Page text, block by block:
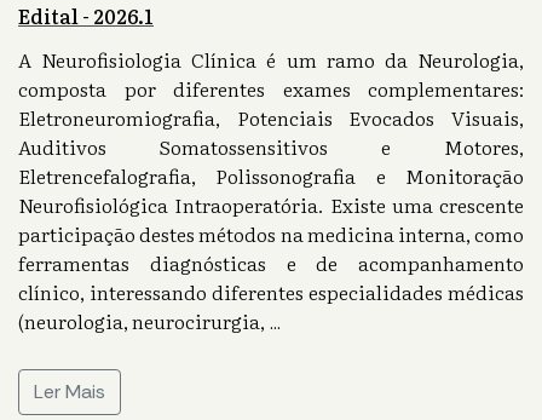
Edital - 2026.1
A Neurofisiologia Clínica é um ramo da Neurologia,
composta por diferentes exames complementares:
Eletroneuromiografia, Potenciais Evocados Visuais,
Auditivos Somatossensitivos e Motores,
Eletrencefalografia, Polissonografia e Monitoração
Neurofisiológica Intraoperatória. Existe uma crescente
participação destes métodos na medicina interna, como
ferramentas diagnósticas e de acompanhamento
clínico, interessando diferentes especialidades médicas
(neurologia, neurocirurgia, ...
Ler Mais